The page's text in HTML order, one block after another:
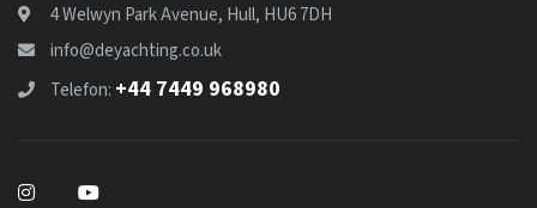
4 Welwyn Park Avenue, Hull, HU6 7DH
info@deyachting.co.uk
Telefon: +44 7449 968980